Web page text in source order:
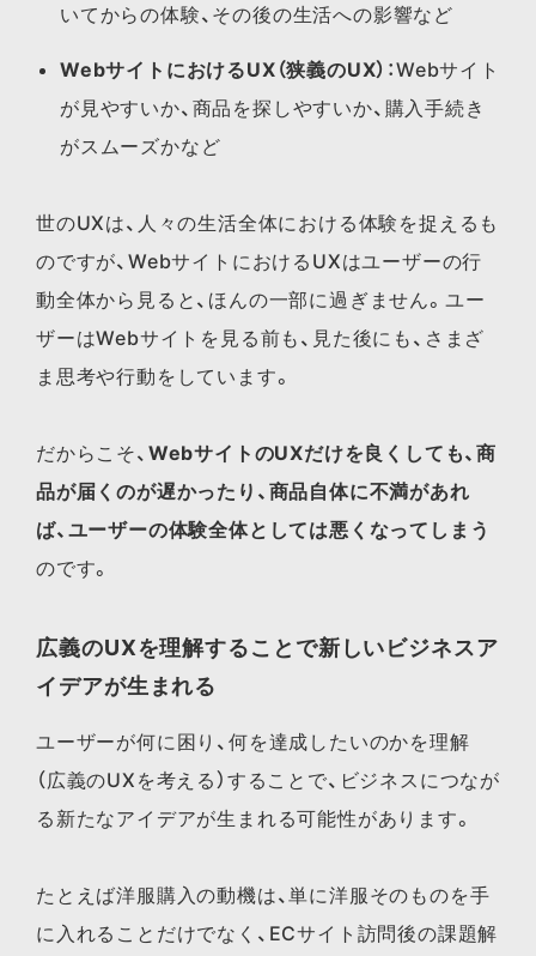
いてからの体験、その後の生活への影響など
WebサイトにおけるUX（狭義のUX） ：Webサイト
が見やすいか、商品を探しやすいか、購入手続き
がスムーズかなど
世のUXは、人々の生活全体における体験を捉えるも
のですが、WebサイトにおけるUXはユーザーの行
動全体から見ると、ほんの一部に過ぎません。ユー
ザーはWebサイトを見る前も、見た後にも、さまざ
ま思考や行動をしています。
だからこそ、 WebサイトのUXだけを良くしても、商
品が届くのが遅かったり、商品自体に不満があれ
ば、ユーザーの体験全体としては悪くなってしまう
のです。
広義のUXを理解することで新しいビジネスア
イデアが生まれる
ユーザーが何に困り、何を達成したいのかを理解
（広義のUXを考える）することで、ビジネスにつなが
る新たなアイデアが生まれる可能性があります。
たとえば洋服購入の動機は、単に洋服そのものを手
に入れることだけでなく、ECサイト訪問後の課題解